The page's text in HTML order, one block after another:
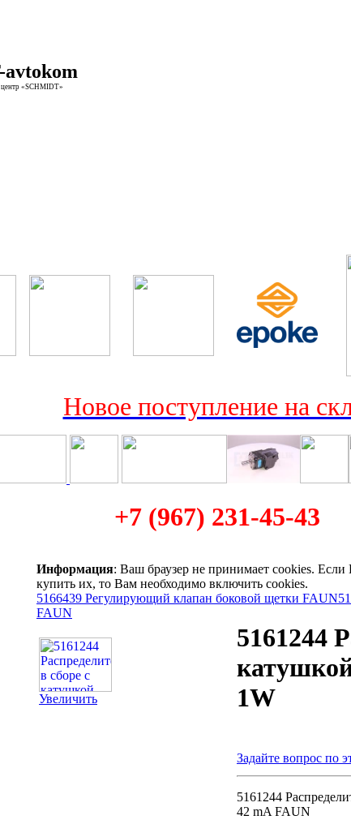
«SCHMIDT»
Новое поступление на
+7 (967) 231-45-43
Информация: Ваш браузер не принимает cookies.
купить их, то Вам необходимо включить cookies.
5166439 Регулирующий клапан боковой щетки FAUN
FAUN
Увеличить
5161244
1W
Задайте вопрос по
5161244
42 mA FAUN